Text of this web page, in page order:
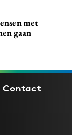
met
gaan
Contact